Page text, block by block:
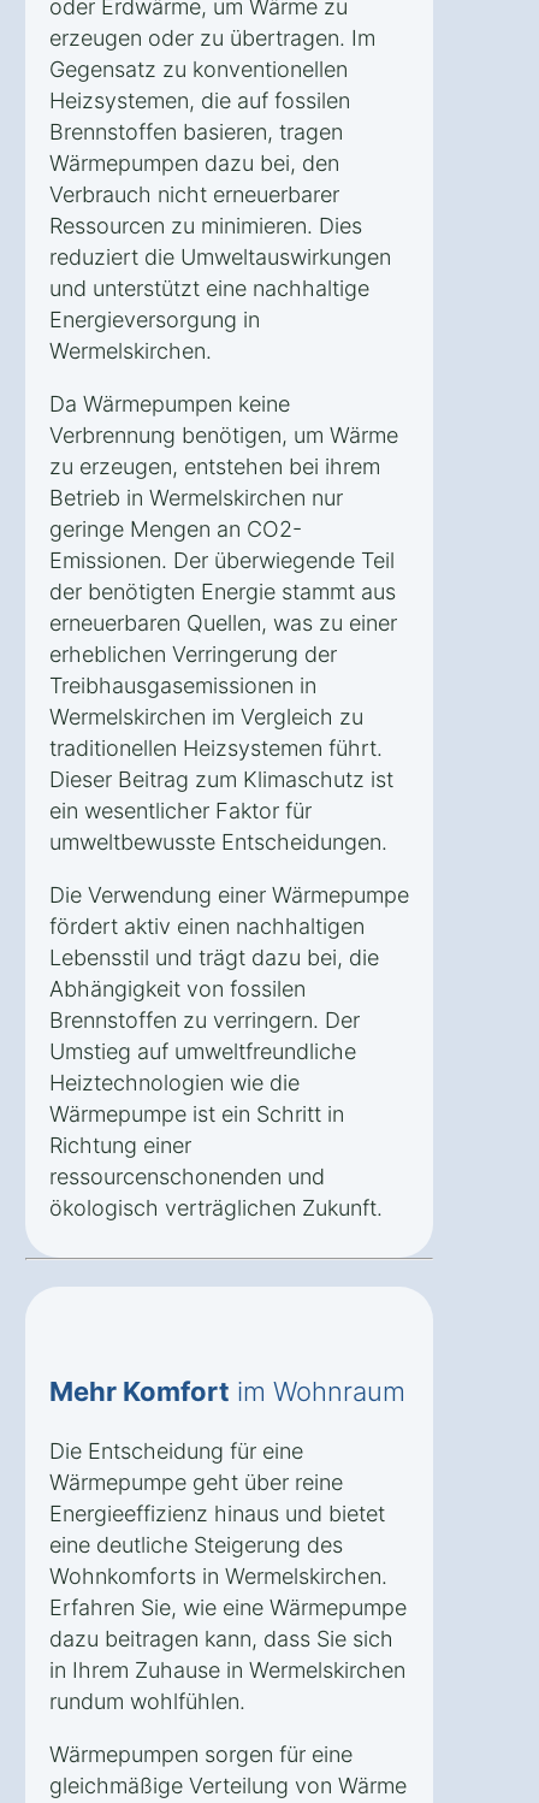
oder Erdwärme, um Wärme zu
erzeugen oder zu übertragen. Im
Gegensatz zu konventionellen
Heizsystemen, die auf fossilen
Brennstoffen basieren, tragen
Wärmepumpen dazu bei, den
Verbrauch nicht erneuerbarer
Ressourcen zu minimieren. Dies
reduziert die Umweltauswirkungen
und unterstützt eine nachhaltige
Energieversorgung in
Wermelskirchen.
Da Wärmepumpen keine
Verbrennung benötigen, um Wärme
zu erzeugen, entstehen bei ihrem
Betrieb in Wermelskirchen nur
geringe Mengen an CO2-
Emissionen. Der überwiegende Teil
der benötigten Energie stammt aus
erneuerbaren Quellen, was zu einer
erheblichen Verringerung der
Treibhausgasemissionen in
Wermelskirchen im Vergleich zu
traditionellen Heizsystemen führt.
Dieser Beitrag zum Klimaschutz ist
ein wesentlicher Faktor für
umweltbewusste Entscheidungen.
Die Verwendung einer Wärmepumpe
fördert aktiv einen nachhaltigen
Lebensstil und trägt dazu bei, die
Abhängigkeit von fossilen
Brennstoffen zu verringern. Der
Umstieg auf umweltfreundliche
Heiztechnologien wie die
Wärmepumpe ist ein Schritt in
Richtung einer
ressourcenschonenden und
ökologisch verträglichen Zukunft.
Mehr Komfort im Wohnraum
Die Entscheidung für eine
Wärmepumpe geht über reine
Energieeffizienz hinaus und bietet
eine deutliche Steigerung des
Wohnkomforts in Wermelskirchen.
Erfahren Sie, wie eine Wärmepumpe
dazu beitragen kann, dass Sie sich
in Ihrem Zuhause in Wermelskirchen
rundum wohlfühlen.
Wärmepumpen sorgen für eine
gleichmäßige Verteilung von Wärme